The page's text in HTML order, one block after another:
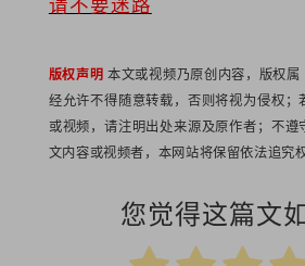
版权声明本文或视频乃原创内容，版权
经允许不得随意转载，否则将视为侵权；
或视频，请注明出处来源及原作者；不
文内容或视频者，本网站将保留依法追究权
您觉得这篇文